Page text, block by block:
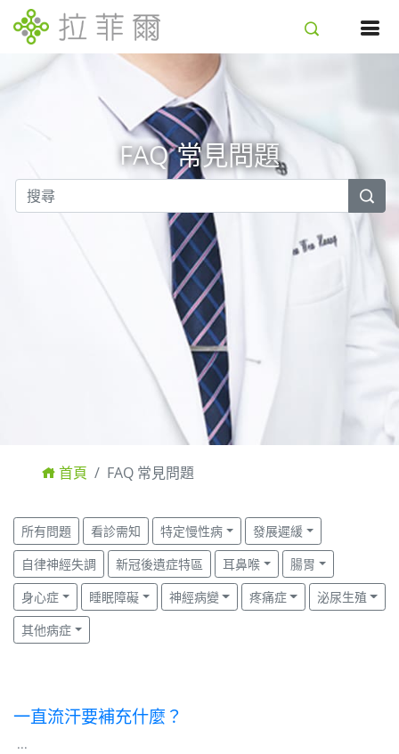
FAQ 常見問題
首頁 FAQ 常見問題
所有問題 看診需知 特定慢性病
發展遲緩
自律神經失調
新冠後遺症特區 耳鼻喉
腸胃
身心症
睡眠障礙 神經病變 疼痛症
泌尿生殖
其他病症
一直流汗要補充什麼？
...